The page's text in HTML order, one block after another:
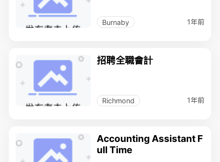
Burnaby 1年前
招聘全職會計
Richmond 1年前
Accounting Assistant F
ull Time